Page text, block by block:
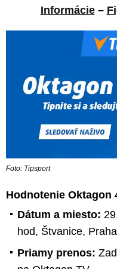
Informácie–
Foto: Tipsport
Hodnotenie Oktagon
Dátum a miesto:
hod, Štvanice, Praha
Priamy prenos: